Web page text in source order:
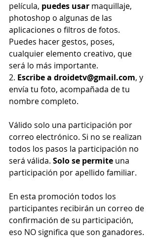
película, puedes usar maquillaje,
photoshop o algunas de las
aplicaciones o filtros de fotos.
Puedes hacer gestos, poses,
cualquier elemento creativo, que
será lo más importante.
2. Escribe a droidetv@gmail.com, y
envía tu foto, acompañada de tu
nombre completo.
Válido solo una participación por
correo electrónico. Si no se realizan
todos los pasos la participación no
será válida. Solo se permite una
participación por apellido familiar.
En esta promoción todos los
participantes recibirán un correo de
confirmación de su participación,
eso NO significa que son ganadores.